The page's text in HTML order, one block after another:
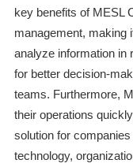
key benefits of MESL
management, making
analyze information in
for better decision-
teams. Furthermore,
their operations
solution for
technology,